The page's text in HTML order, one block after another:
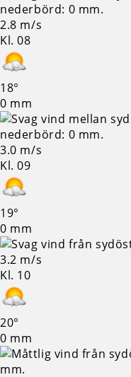
2.8 m/s
Kl. 08
18°
0 mm
3.0 m/s
Kl. 09
19°
0 mm
3.2 m/s
Kl. 10
20°
0 mm